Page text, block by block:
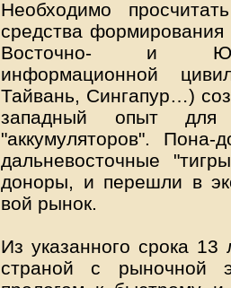
Необходимо
средства
Восточно- и
информационной
Тайвань, Сингапур…)
западный опыт для
"аккумуляторов".
дальневосточные
доноры, и перешли в
вой рынок.
Из указанного срока
страной с рыночной